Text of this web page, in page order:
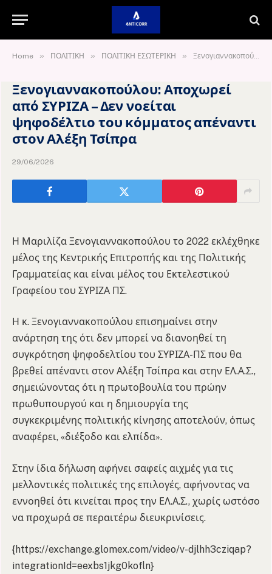
Home » ΠΟΛΙΤΙΚΗ » ΠΟΛΙΤΙΚΗ ΕΣΩΤΕΡΙΚΗ » Ξενογιαννακοπούλου: Αποχωρεί από ΣΥΡΙΖΑ – Δεν νοείται ψηφοδέλτιο του κόμματος απέναντι στον Αλέξη Τσίπρα
Ξενογιαννακοπούλου: Αποχωρεί
από ΣΥΡΙΖΑ – Δεν νοείται
ψηφοδέλτιο του κόμματος απέναντι
στον Αλέξη Τσίπρα
29/06/2026
Η Μαριλίζα Ξενογιαννακοπούλου το 2022 εκλέχθηκε
μέλος της Κεντρικής Επιτροπής και της Πολιτικής
Γραμματείας και είναι μέλος του Εκτελεστικού
Γραφείου του ΣΥΡΙΖΑ ΠΣ.
Η κ. Ξενογιαννακοπούλου επισημαίνει στην
ανάρτηση της ότι δεν μπορεί να διανοηθεί τη
συγκρότηση ψηφοδελτίου του ΣΥΡΙΖΑ-ΠΣ που θα
βρεθεί απέναντι στον Αλέξη Τσίπρα και στην ΕΛ.Α.Σ.,
σημειώνοντας ότι η πρωτοβουλία του πρώην
πρωθυπουργού και η δημιουργία της
συγκεκριμένης πολιτικής κίνησης αποτελούν, όπως
αναφέρει, «διέξοδο και ελπίδα».
Στην ίδια δήλωση αφήνει σαφείς αιχμές για τις
μελλοντικές πολιτικές της επιλογές, αφήνοντας να
εννοηθεί ότι κινείται προς την ΕΛ.Α.Σ., χωρίς ωστόσο
να προχωρά σε περαιτέρω διευκρινίσεις.
{https://exchange.glomex.com/video/v-djlhh3cziqap?
integrationId=eexbs1jkg0kofln}